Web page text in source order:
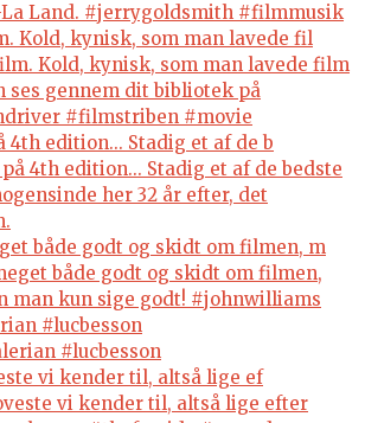
Kold, kynisk, som man lavede fil
4th edition... Stadig et af de b
både godt og skidt om filmen, m
#lucbesson
vi kender til, altså lige ef